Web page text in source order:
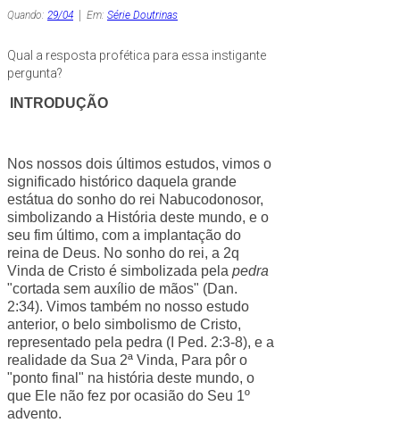
Quando: 29/04 Em: Série Doutrinas
Qual a resposta profética para essa instigante
pergunta?
INTRODUÇÃO
Nos nossos dois últimos estudos, vimos o
significado histórico daquela grande
estátua do sonho do rei Nabucodonosor,
simbolizando a História deste mundo, e o
seu fim último, com a implantação do
reina de Deus. No sonho do rei, a 2q
Vinda de Cristo é simbolizada pela pedra
"cortada sem auxílio de mãos" (Dan.
2:34). Vimos também no nosso estudo
anterior, o belo simbolismo de Cristo,
representado pela pedra (I Ped. 2:3-8), e a
realidade da Sua 2ª Vinda, Para pôr o
"ponto final" na história deste mundo, o
que Ele não fez por ocasião do Seu 1º
advento.